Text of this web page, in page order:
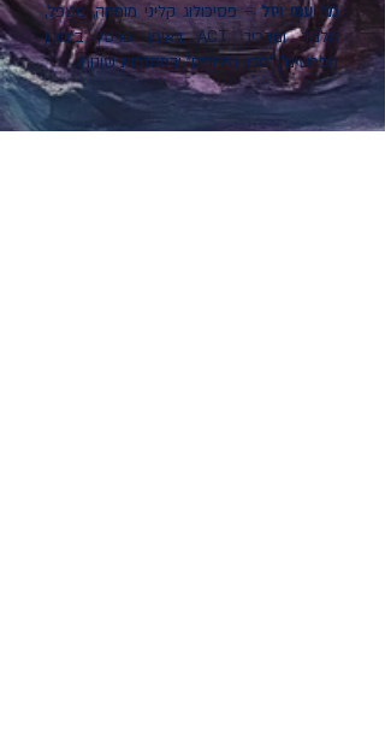
מר עמי ויזל – פסיכולוג קליני מומחה, מטפל,
מלמד ומדריך ACT באופן פרטי, ב"מכון
מפרשים", "מכון חיבורים" ובמסגרות שונות.